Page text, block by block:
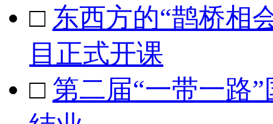
□ 东西方的“鹊桥相
目正式开课
□ 第二届“一带一路